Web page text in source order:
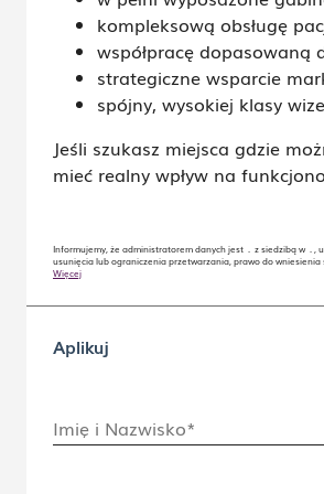
kompleksową obsługę
współpracę dopasowaną
strategiczne wsparcie
spójny, wysokiej klasy
Jeśli szukasz miejsca gdzie
mieć realny wpływ na
Informujemy, że administratorem danych jest . z siedzibą w . ,
usunięcia lub ograniczenia przetwarzania, prawo do
Więcej
Aplikuj
Imię i Nazwisko*